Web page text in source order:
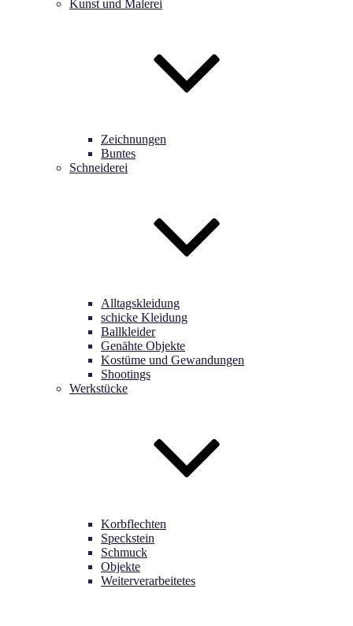
Kunst und Malerei
Zeichnungen
Buntes
Schneiderei
Alltagskleidung
schicke Kleidung
Ballkleider
Genähte Objekte
Kostüme und Gewandungen
Shootings
Werkstücke
Korbflechten
Speckstein
Schmuck
Objekte
Weiterverarbeitetes